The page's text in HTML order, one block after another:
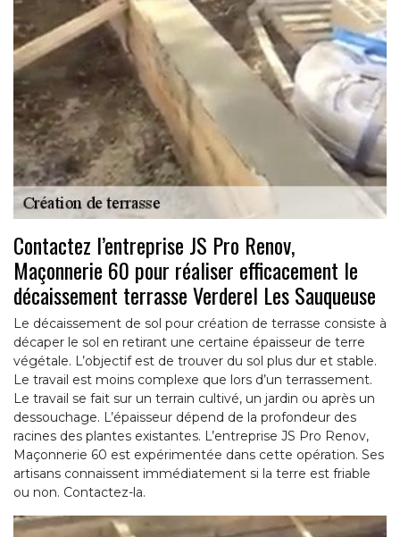
Contactez l’entreprise JS Pro Renov,
Maçonnerie 60 pour réaliser efficacement le
décaissement terrasse Verderel Les Sauqueuse
Le décaissement de sol pour création de terrasse consiste à
décaper le sol en retirant une certaine épaisseur de terre
végétale. L’objectif est de trouver du sol plus dur et stable.
Le travail est moins complexe que lors d’un terrassement.
Le travail se fait sur un terrain cultivé, un jardin ou après un
dessouchage. L’épaisseur dépend de la profondeur des
racines des plantes existantes. L’entreprise JS Pro Renov,
Maçonnerie 60 est expérimentée dans cette opération. Ses
artisans connaissent immédiatement si la terre est friable
ou non. Contactez-la.